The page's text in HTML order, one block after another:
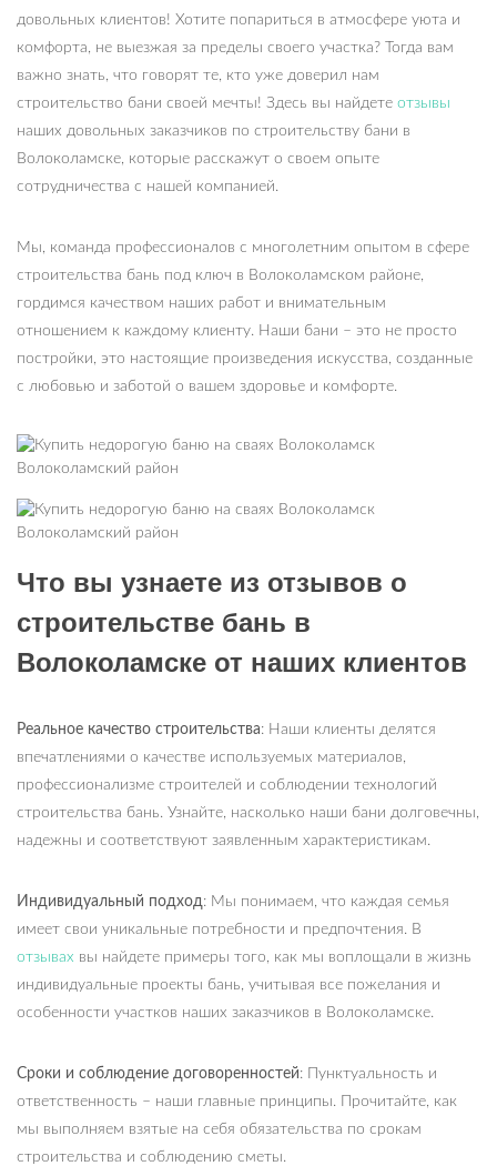
довольных клиентов! Хотите попариться в атмосфере уюта и
комфорта, не выезжая за пределы своего участка? Тогда вам
важно знать, что говорят те, кто уже доверил нам
строительство бани своей мечты! Здесь вы найдете отзывы
наших довольных заказчиков по строительству бани в
Волоколамске, которые расскажут о своем опыте
сотрудничества с нашей компанией.
Мы, команда профессионалов с многолетним опытом в сфере
строительства бань под ключ в Волоколамском районе,
гордимся качеством наших работ и внимательным
отношением к каждому клиенту. Наши бани – это не просто
постройки, это настоящие произведения искусства, созданные
с любовью и заботой о вашем здоровье и комфорте.
Что вы узнаете из отзывов о
строительстве бань в
Волоколамске от наших клиентов
Реальное качество строительства: Наши клиенты делятся
впечатлениями о качестве используемых материалов,
профессионализме строителей и соблюдении технологий
строительства бань. Узнайте, насколько наши бани долговечны,
надежны и соответствуют заявленным характеристикам.
Индивидуальный подход: Мы понимаем, что каждая семья
имеет свои уникальные потребности и предпочтения. В
отзывах вы найдете примеры того, как мы воплощали в жизнь
индивидуальные проекты бань, учитывая все пожелания и
особенности участков наших заказчиков в Волоколамске.
Сроки и соблюдение договоренностей: Пунктуальность и
ответственность – наши главные принципы. Прочитайте, как
мы выполняем взятые на себя обязательства по срокам
строительства и соблюдению сметы.